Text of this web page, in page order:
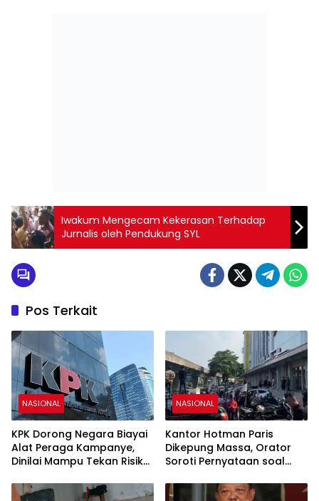
Iwakum Mengecam Kekerasan Terhadap
Jurnalis oleh Pendukung SYL
Pos Terkait
NASIONAL
KPK Dorong Negara Biayai
Alat Peraga Kampanye,
Dinilai Mampu Tekan Risiko
NASIONAL
Kantor Hotman Paris
Dikepung Massa, Orator
Soroti Pernyataan soal